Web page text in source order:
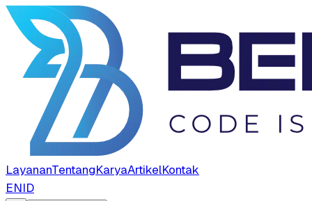
LayananTentangKaryaArtikelKontak
ENID